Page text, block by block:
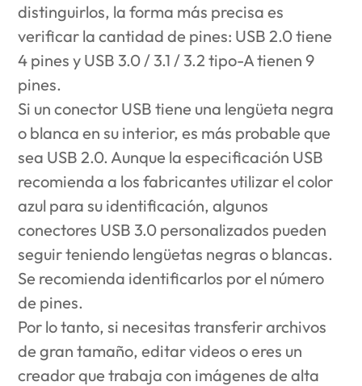
distinguirlos, la forma más precisa es
verificar la cantidad de pines: USB 2.0 tiene
4 pines y USB 3.0 / 3.1 / 3.2 tipo-A tienen 9
pines.
Si un conector USB tiene una lengüeta negra
o blanca en su interior, es más probable que
sea USB 2.0. Aunque la especificación USB
recomienda a los fabricantes utilizar el color
azul para su identificación, algunos
conectores USB 3.0 personalizados pueden
seguir teniendo lengüetas negras o blancas.
Se recomienda identificarlos por el número
de pines.
Por lo tanto, si necesitas transferir archivos
de gran tamaño, editar videos o eres un
creador que trabaja con imágenes de alta